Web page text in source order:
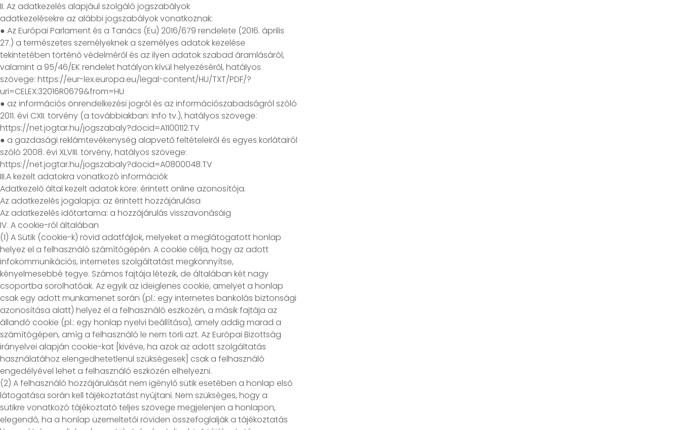
II. Az adatkezelés alapjául szolgáló jogszabályok
adatkezelésekre az alábbi jogszabályok vonatkoznak:
● Az Európai Parlament és a Tanács (Eu) 2016/679 rendelete (2016. április
27.) a természetes személyeknek a személyes adatok kezelése
tekintetében történő védelméről és az ilyen adatok szabad áramlásáról,
valamint a 95/46/EK rendelet hatályon kívül helyezéséről, hatályos
szövege: https://eur-lex.europa.eu/legal-content/HU/TXT/PDF/?
uri=CELEX:32016R0679&from=HU
● az információs önrendelkezési jogról és az információszabadságról szóló
2011. évi CXII. törvény (a továbbiakban: Info tv.), hatályos szövege:
https://net.jogtar.hu/jogszabaly?docid=A1100112.TV
● a gazdasági reklámtevékenység alapvető feltételeiről és egyes korlátairól
szóló 2008. évi XLVIII. törvény, hatályos szövege:
https://net.jogtar.hu/jogszabaly?docid=A0800048.TV
III.A kezelt adatokra vonatkozó információk
Adatkezelő által kezelt adatok köre: érintett online azonosítója.
Az adatkezelés jogalapja: az érintett hozzájárulása
Az adatkezelés időtartama: a hozzájárulás visszavonásáig
IV. A cookie-ról általában
(1) A Sütik (cookie-k) rövid adatfájlok, melyeket a meglátogatott honlap
helyez el a felhasználó számítógépén. A cookie célja, hogy az adott
infokommunikációs, internetes szolgáltatást megkönnyítse,
kényelmesebbé tegye. Számos fajtája létezik, de általában két nagy
csoportba sorolhatóak. Az egyik az ideiglenes cookie, amelyet a honlap
csak egy adott munkamenet során (pl.: egy internetes bankolás biztonsági
azonosítása alatt) helyez el a felhasználó eszközén, a másik fajtája az
állandó cookie (pl.: egy honlap nyelvi beállítása), amely addig marad a
számítógépen, amíg a felhasználó le nem törli azt. Az Európai Bizottság
irányelvei alapján cookie-kat [kivéve, ha azok az adott szolgáltatás
használatához elengedhetetlenül szükségesek] csak a felhasználó
engedélyével lehet a felhasználó eszközén elhelyezni.
(2) A felhasználó hozzájárulását nem igénylő sütik esetében a honlap első
látogatása során kell tájékoztatást nyújtani. Nem szükséges, hogy a
sütikre vonatkozó tájékoztató teljes szövege megjelenjen a honlapon,
elegendő, ha a honlap üzemeltetői röviden összefoglalják a tájékoztatás